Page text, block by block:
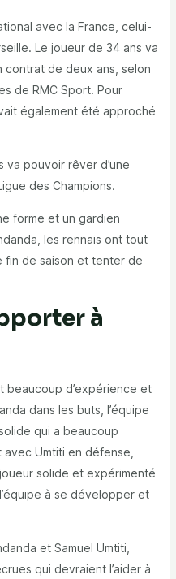
avec la France, celui-
Le joueur de 34 ans va
de deux ans, selon
de RMC Sport. Pour
également été approché
va pouvoir rêver d’une
des Champions.
forme et un gardien
les rennais ont tout
fin de saison et tenter de
à
beaucoup d’expérience et
dans les buts, l’équipe
qui a beaucoup
avec Umtiti en défense,
solide et expérimenté
à se développer et
et Samuel Umtiti,
qui devraient l’aider à